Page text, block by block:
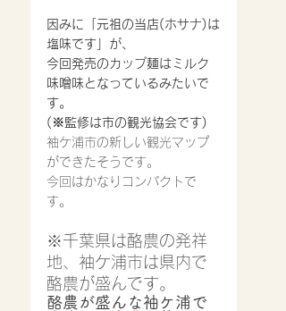
因みに「元祖の当店(ホサナ)は
塩味です」が、
今回発売のカップ麺はミルク
味噌味となっているみたいで
す。
(※監修は市の観光協会です)
袖ケ浦市の新しい観光マップ
ができたそうです。
今回はかなりコンパクトで
す。
※千葉県は酪農の発祥
地、袖ケ浦市は県内で
酪農が盛んです。
酪農が盛んな袖ケ浦で